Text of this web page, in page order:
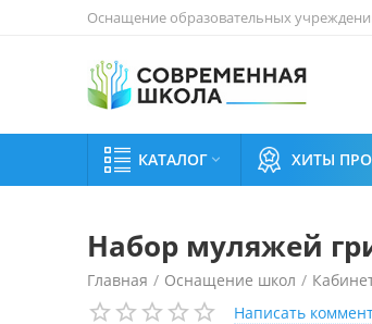
Оснащение образовательных
КАТАЛОГ  ХИТЫ
Набор муляжей
Главная / Оснащение школ /
Написать